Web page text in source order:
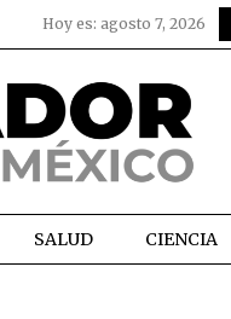
Hoy es: agosto 7, 2026
SALUD CIENCIA